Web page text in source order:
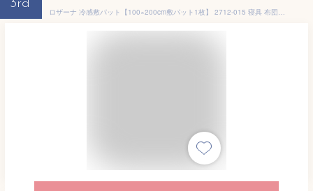
3rd
ロザーナ 冷感敷パット【100×200cm敷パット1枚】 2712-015 寝具 布団 ベッド 冬用 夏用 | 関連単語 セミダブル布団 シングル布団 ダブル布団 クイーンサイズ キングサイズ 枕パッド ピローカバー 抱き枕 枕インナー 掛け敷きセット 枕セット ベッドスプレッド